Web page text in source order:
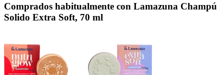
Comprados habitualmente con Lamazuna Champú
Solido Extra Soft, 70 ml